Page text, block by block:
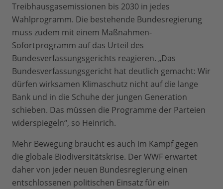
Treibhausgasemissionen bis 2030 in jedes
Wahlprogramm. Die bestehende Bundesregierung
muss zudem mit einem Maßnahmen-
Sofortprogramm auf das Urteil des
Bundesverfassungsgerichts reagieren. „Das
Bundesverfassungsgericht hat deutlich gemacht: Wir
dürfen wirksamen Klimaschutz nicht auf die lange
Bank und in die Schuhe der jungen Generation
schieben. Das müssen die Programme der Parteien
widerspiegeln“, so Heinrich.
Mehr Bewegung braucht es auch im Kampf gegen
die globale Biodiversitätskrise. Der WWF erwartet
daher von jeder neuen Bundesregierung einen
entschlossenen politischen Einsatz für ein